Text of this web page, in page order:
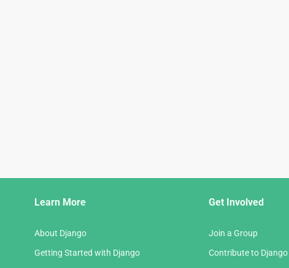
Learn More
About Django
Getting Started with Django
Get Involved
Join a Group
Contribute to Django